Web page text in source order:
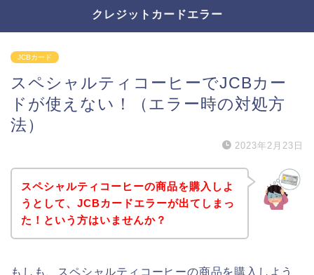
クレジットカードエラー
JCBカード
スペシャルティコーヒーでJCBカー
ドが使えない！（エラー時の対処方
法）
2023年2月23日
スペシャルティコーヒーの商品を購入しよ
うとして、JCBカードエラーが出てしまっ
た！という方はいませんか？
もしも、スペシャルティコーヒーの商品を購入しよう